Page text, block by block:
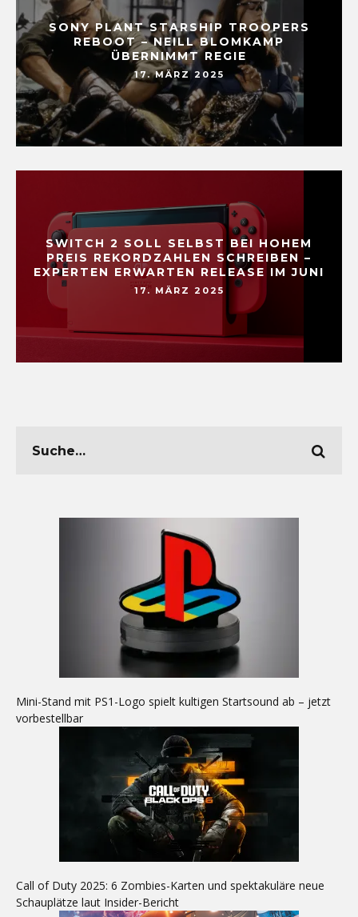
SONY PLANT STARSHIP TROOPERS
REBOOT – NEILL BLOMKAMP
ÜBERNIMMT REGIE
17. MÄRZ 2025
SWITCH 2 SOLL SELBST BEI HOHEM
PREIS REKORDZAHLEN SCHREIBEN –
EXPERTEN ERWARTEN RELEASE IM JUNI
17. MÄRZ 2025
Mini-Stand mit PS1-Logo spielt kultigen Startsound ab – jetzt
vorbestellbar
Call of Duty 2025: 6 Zombies-Karten und spektakuläre neue
Schauplätze laut Insider-Bericht